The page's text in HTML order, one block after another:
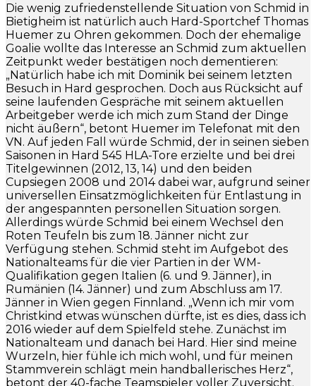
Die wenig zufriedenstellende Situation von Schmid in
Bietigheim ist natürlich auch Hard-Sportchef Thomas
Huemer zu Ohren gekommen. Doch der ehemalige
Goalie wollte das Interesse an Schmid zum aktuellen
Zeitpunkt weder bestätigen noch dementieren:
„Natürlich habe ich mit Dominik bei seinem letzten
Besuch in Hard gesprochen. Doch aus Rücksicht auf
seine laufenden Gespräche mit seinem aktuellen
Arbeitgeber werde ich mich zum Stand der Dinge
nicht äußern“, betont Huemer im Telefonat mit den
VN. Auf jeden Fall würde Schmid, der in seinen sieben
Saisonen in Hard 545 HLA-Tore erzielte und bei drei
Titelgewinnen (2012, 13, 14) und den beiden
Cupsiegen 2008 und 2014 dabei war, aufgrund seiner
universellen Einsatzmöglichkeiten für Entlastung in
der angespannten personellen Situation sorgen.
Allerdings würde Schmid bei einem Wechsel den
Roten Teufeln bis zum 18. Jänner nicht zur
Verfügung stehen. Schmid steht im Aufgebot des
Nationalteams für die vier Partien in der WM-
Qualifikation gegen Italien (6. und 9. Jänner), in
Rumänien (14. Jänner) und zum Abschluss am 17.
Jänner in Wien gegen Finnland. „Wenn ich mir vom
Christkind etwas wünschen dürfte, ist es dies, dass ich
2016 wieder auf dem Spielfeld stehe. Zunächst im
Nationalteam und danach bei Hard. Hier sind meine
Wurzeln, hier fühle ich mich wohl, und für meinen
Stammverein schlägt mein handballerisches Herz“,
betont der 40-fache Teamspieler voller Zuversicht.